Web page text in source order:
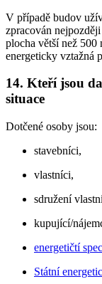
V případě budov
zpracován
plocha větší než 500
energeticky vztažná
14. Kteří jsou
situace
Dotčené osoby jsou:
stavebníci,
vlastníci,
sdružení
kupující/
energetičtí
Státní